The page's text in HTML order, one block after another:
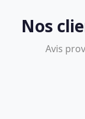
Nos
Avis